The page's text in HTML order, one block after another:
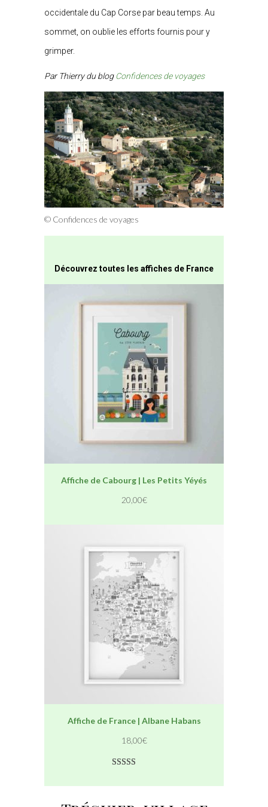
occidentale du Cap Corse par beau temps. Au
sommet, on oublie les efforts fournis pour y
grimper.
Par Thierry du blogConfidences de voyages
© Confidences de voyages
Découvrez toutes les affiches de France
Affiche de Cabourg | Les Petits Yéyés
20,00€
Affiche de France | Albane Habans
18,00€
sur 5 basé